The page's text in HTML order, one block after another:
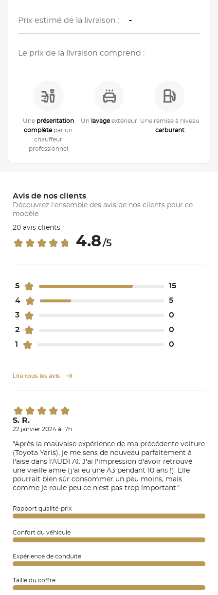
Prix estimé de la livraison : -
Le prix de la livraison comprend :
Une présentation
complètepar un
chauffeur
professionnel
Un lavageextérieur Une remise à niveau
carburant
Avis de nos clients
Découvrez l'ensemble des avis de nos clients pour ce
modèle
20 avis clients
4.8 /5
5
15
4
5
3
0
2
0
1
0
Lire tous les avis
S. R.
22 janvier 2024 à 17h
"Après la mauvaise expérience de ma précédente voiture
(Toyota Yaris), je me sens de nouveau parfaitement à
l'aise dans l'AUDI A1. J'ai l'impression d'avoir retrouvé
une vieille amie (j'ai eu une A3 pendant 10 ans !). Elle
pourrait bien sûr consommer un peu moins, mais
comme je roule peu ce n'est pas trop important."
Rapport qualité-prix
Confort du véhicule
Expérience de conduite
Taille du coffre